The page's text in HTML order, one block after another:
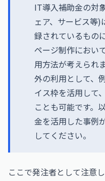
IT導入補助金の対
ェア、サービス等
録されているもの
ページ制作におい
用方法が考えられ
外の利用として、
イス枠を活用して
ことも可能です。
金を活用した事例
してください。
ここで発注者として注意